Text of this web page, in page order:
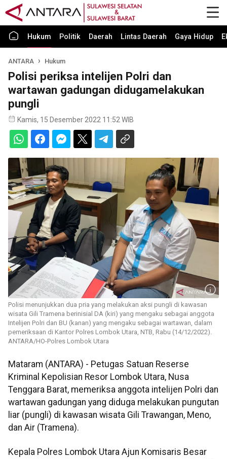
Hukum Politik Daerah Lintas Daerah Gaya Hidup
ANTARA Hukum
Polisi periksa intelijen Polri dan
wartawan gadungan didugamelakukan
pungli
Kamis, 15 Desember 2022 11:52 WIB
Polisi menunjukkan dua pria yang melakukan aksi pungli di kawasan
wisata Gili Tramena berinisial DA (kiri) yang mengaku sebagai anggota
Intelijen Polri dan BU (kanan) yang mengaku sebagai wartawan, dalam
pemeriksaan di Kantor Polres Lombok Utara, NTB, Rabu (14/12/2022).
ANTARA/HO-Polres Lombok Utara
Mataram (ANTARA) - Petugas Satuan Reserse
Kriminal Kepolisian Resor Lombok Utara, Nusa
Tenggara Barat, memeriksa anggota intelijen Polri dan
wartawan gadungan yang diduga melakukan pungutan
liar (pungli) di kawasan wisata Gili Trawangan, Meno,
dan Air (Tramena).
Kepala Polres Lombok Utara Ajun Komisaris Besar